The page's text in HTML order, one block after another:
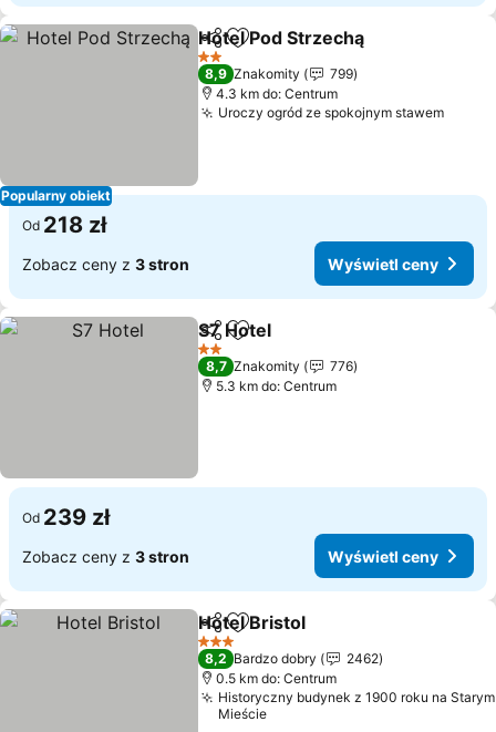
Popularny obiekt
Udostępnij
Dodaj do ulubionych
Hotel Pod Strzechą
2 Kategoria
8,9 Znakomity
799
4.3 km do: Centrum
Uroczy ogród ze spokojnym stawem
Od 218 zł
Zobacz ceny z 3 stron Wyświetl ceny
UdostępnijDodaj do ulubionych
S7 Hotel
2 Kategoria
8,7 Znakomity
776
5.3 km do: Centrum
Od 239 zł
Zobacz ceny z 3 stron Wyświetl ceny
Udostępnij
Dodaj do ulubionych
Hotel Bristol
3 Kategoria
8,2 Bardzo dobry
2462
0.5 km do: Centrum
Historyczny budynek z 1900 roku na Starym
Mieście